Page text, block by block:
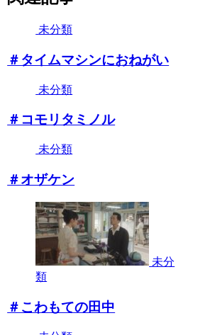
未分類
＃タイムマシンにおねがい
未分類
＃コモリタミノル
未分類
＃オザケン
未分
類
＃こわもての田中